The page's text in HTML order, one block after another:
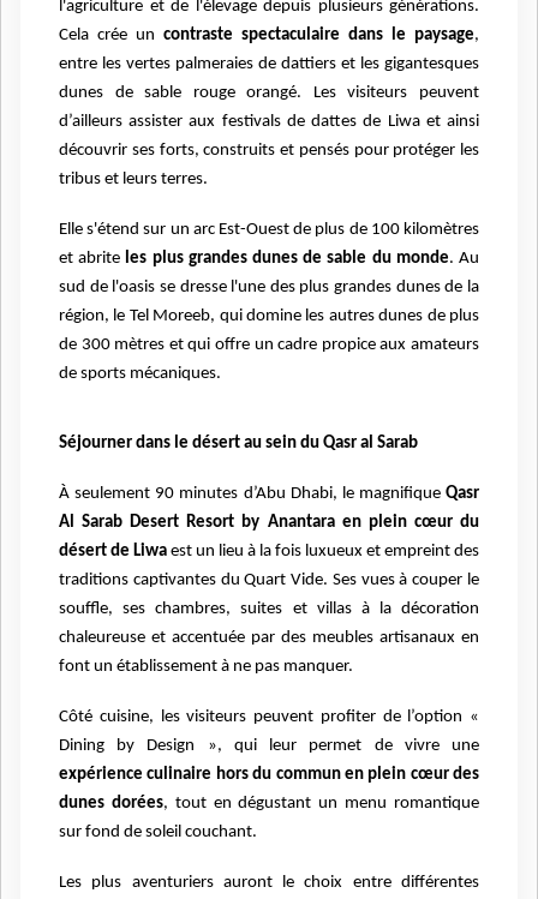
l'agriculture et de l'élevage depuis plusieurs générations.
Cela crée un contraste spectaculaire dans le paysage,
entre les vertes palmeraies de dattiers et les gigantesques
dunes de sable rougeorangé. Les visiteurs peuvent
d’ailleurs assister aux festivals de dattes de Liwa et ainsi
découvrir ses forts, construits et pensés pour protéger les
tribus et leurs terres.
Elle s'étend sur un arc Est-Ouest de plus de 100 kilomètres
et abrite les plus grandes dunes de sable du monde. Au
sud de l'oasis se dresse l'une des plus grandes dunes de la
région, le Tel Moreeb, qui domine les autres dunes de plus
de 300 mètres et qui offre un cadre propice aux amateurs
de sports mécaniques.
Séjourner dans le désert au sein du Qasr al Sarab
À seulement 90 minutes d’Abu Dhabi, le magnifique Qasr
Al Sarab Desert Resort by Anantara en plein cœur du
désert de Liwa est un lieu à la fois luxueux et empreint des
traditions captivantes du Quart Vide. Ses vues à couper le
souffle, ses chambres, suites et villas à la décoration
chaleureuse et accentuée par des meubles artisanaux en
font un établissement à ne pas manquer.
Côté cuisine, les visiteurs peuvent profiter de l’option «
Dining by Design », qui leur permet de vivre une
expérience culinaire hors du commun en plein cœur des
dunes dorées, tout en dégustant un menu romantique
sur fond de soleil couchant.
Les plus aventuriers auront le choix entre différentes